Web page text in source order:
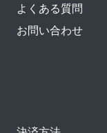
よくある質問
お問い合わせ